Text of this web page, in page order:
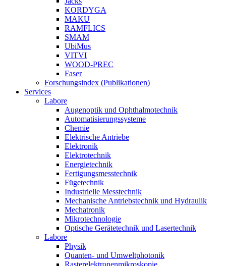
KORDYGA
MAKU
RAMFLICS
SMAM
UbiMus
VITVI
WOOD-PREC
Faser
Forschungsindex (Publikationen)
Services
Labore
Augenoptik und Ophthalmotechnik
Automatisierungssysteme
Chemie
Elektrische Antriebe
Elektronik
Elektrotechnik
Energietechnik
Fertigungsmesstechnik
Fügetechnik
Industrielle Messtechnik
Mechanische Antriebstechnik und Hydraulik
Mechatronik
Mikrotechnologie
Optische Gerätetechnik und Lasertechnik
Labore
Physik
Quanten- und Umweltphotonik
Rasterelektronenmikroskopie